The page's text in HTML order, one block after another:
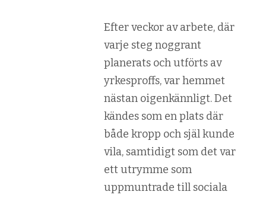
Efter veckor av arbete, där
varje steg noggrant
planerats och utförts av
yrkesproffs, var hemmet
nästan oigenkännligt. Det
kändes som en plats där
både kropp och själ kunde
vila, samtidigt som det var
ett utrymme som
uppmuntrade till sociala